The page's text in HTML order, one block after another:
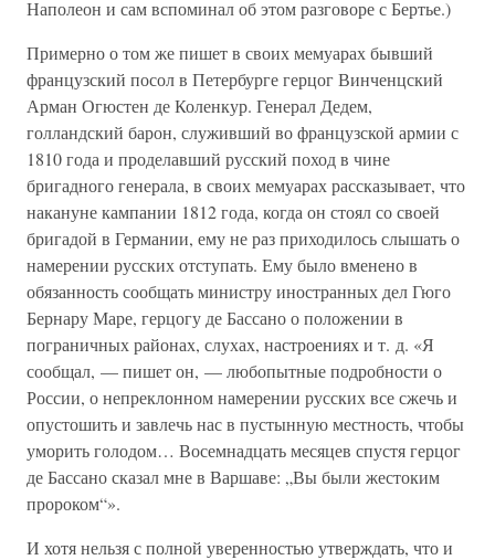
Наполеон и сам вспоминал об этом разговоре с Бертье.)
Примерно о том же пишет в своих мемуарах бывший
французский посол в Петербурге герцог Винченцский
Арман Огюстен де Коленкур. Генерал Дедем,
голландский барон, служивший во французской армии с
1810 года и проделавший русский поход в чине
бригадного генерала, в своих мемуарах рассказывает, что
накануне кампании 1812 года, когда он стоял со своей
бригадой в Германии, ему не раз приходилось слышать о
намерении русских отступать. Ему было вменено в
обязанность сообщать министру иностранных дел Гюго
Бернару Маре, герцогу де Бассано о положении в
пограничных районах, слухах, настроениях и т. д. «Я
сообщал, — пишет он, — любопытные подробности о
России, о непреклонном намерении русских все сжечь и
опустошить и завлечь нас в пустынную местность, чтобы
уморить голодом… Восемнадцать месяцев спустя герцог
де Бассано сказал мне в Варшаве: „Вы были жестоким
пророком“».
И хотя нельзя с полной уверенностью утверждать, что и